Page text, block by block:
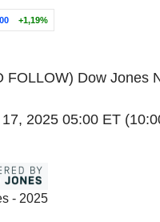
+1,19%
FOLLOW) Dow Jones
2025 05:00 ET
- 2025